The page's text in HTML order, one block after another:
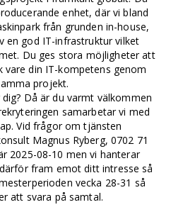
enhet, där vi bland
från grunden in-house,
en god IT-infrastruktur vilket
Du ges stora möjligheter att
din IT-kompetens genom
projekt.
Då är du varmt välkommen
samarbetar vi med
Vid frågor om tjänsten
Magnus Ryberg, 0702 71
2025-08-10 men vi hanterar
fram emot ditt intresse så
vecka 28-31 så
att svara på samtal.